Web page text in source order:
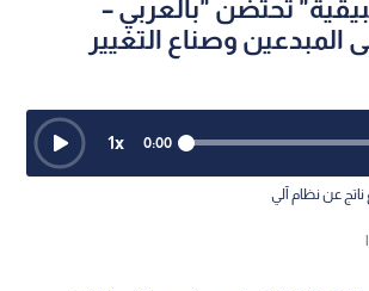
تحتضن "بالعربي –
المبدعين وصناع التغيير
0:00
1x
عن نظام آلي
|